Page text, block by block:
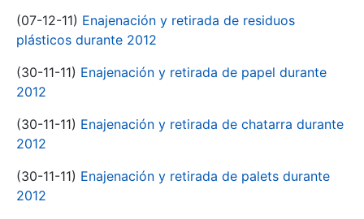
(07-12-11) Enajenación y retirada de residuos
plásticos durante 2012
(30-11-11) Enajenación y retirada de papel durante
2012
(30-11-11) Enajenación y retirada de chatarra durante
2012
(30-11-11) Enajenación y retirada de palets durante
2012